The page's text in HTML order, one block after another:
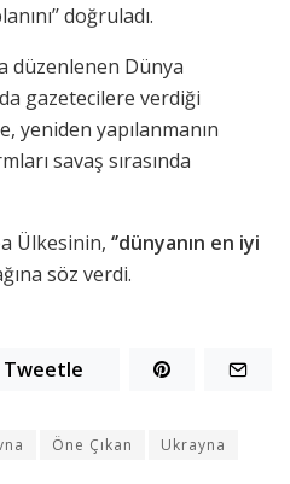
doğruladı.
düzenlenen Dünya
gazetecilere verdiği
yeniden yapılanmanın
savaş sırasında
Ülkesinin, ‘’dünyanın en iyi
söz verdi.
Tweetle
Öne Çıkan Ukrayna